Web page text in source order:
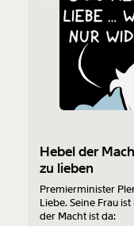
Hebel der
zu lieben
Premierminister
Liebe. Seine Frau
der Macht ist da: